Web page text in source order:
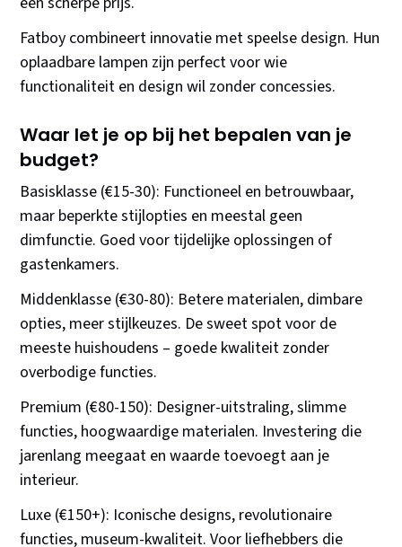
Fatboy combineert innovatie met speelse design. Hun
oplaadbare lampen zijn perfect voor wie
functionaliteit en design wil zonder concessies.
Waar let je op bij het bepalen van je
budget?
Basisklasse (€15-30): Functioneel en betrouwbaar,
maar beperkte stijlopties en meestal geen
dimfunctie. Goed voor tijdelijke oplossingen of
gastenkamers.
Middenklasse (€30-80): Betere materialen, dimbare
opties, meer stijlkeuzes. De sweet spot voor de
meeste huishoudens – goede kwaliteit zonder
overbodige functies.
Premium (€80-150): Designer-uitstraling, slimme
functies, hoogwaardige materialen. Investering die
jarenlang meegaat en waarde toevoegt aan je
interieur.
Luxe (€150+): Iconische designs, revolutionaire
functies, museum-kwaliteit. Voor liefhebbers die